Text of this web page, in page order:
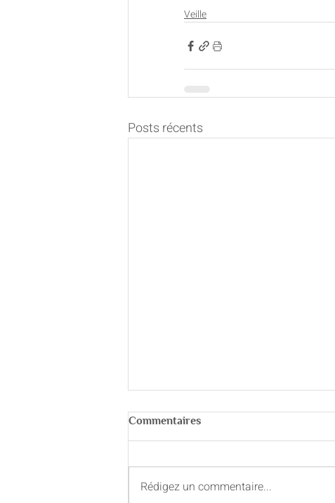
Veille
Posts récents
Commentaires
Rédigez un commentaire...